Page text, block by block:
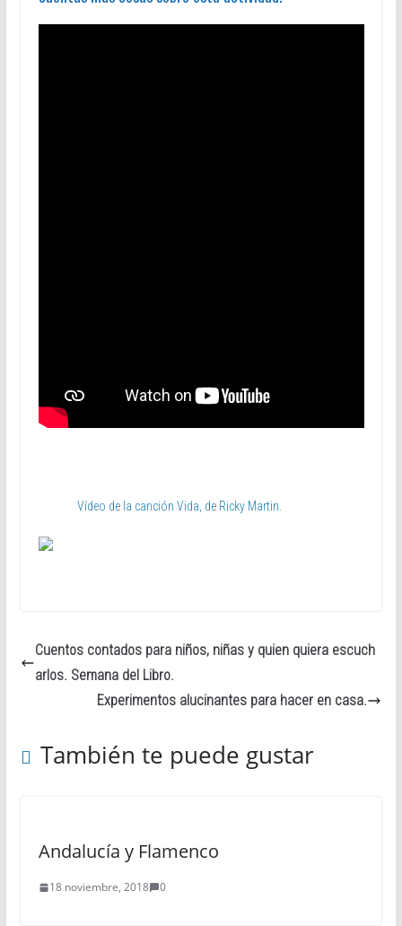
Vídeo de la canción Vida, de Ricky Martin.
Cuentos contados para niños, niñas y quien quiera escuch
arlos. Semana del Libro.
Experimentos alucinantes para hacer en casa.
También te puede gustar
Andalucía y Flamenco
18 noviembre, 2018 0